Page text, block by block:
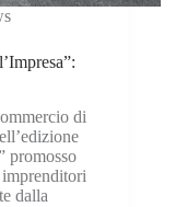
di
promosso
imprenditori
dalla